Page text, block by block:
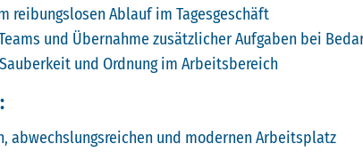
reibungslosen Ablauf im Tagesgeschäft
und Übernahme zusätzlicher Aufgaben bei
und Ordnung im Arbeitsbereich
abwechslungsreichen und modernen Arbeitsplatz